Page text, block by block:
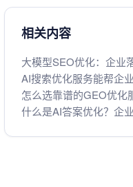
相关内容
大模型SEO优化：企业
AI搜索优化服务能帮企
怎么选靠谱的GEO优化
什么是AI答案优化？企